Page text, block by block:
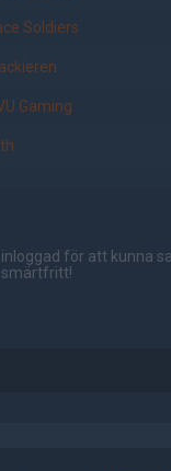
Soldiers
Gaming
för att kunna
smärtfritt!